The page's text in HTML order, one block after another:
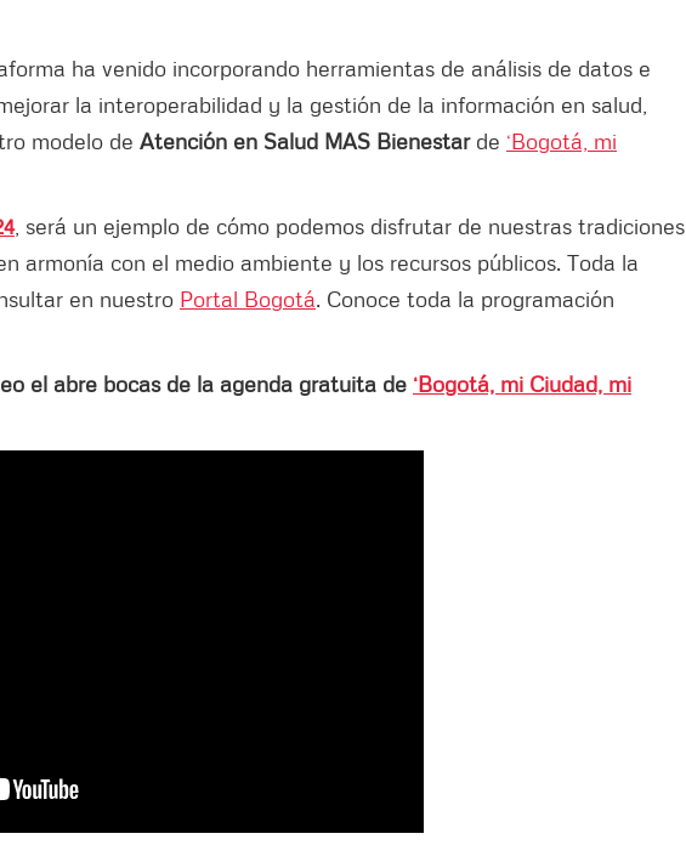
ha venido incorporando herramientas de análisis de datos e
la interoperabilidad y la gestión de la información en salud,
modelo de Atención en Salud MAS Bienestarde ‘Bogotá, mi
, será un ejemplo de cómo podemos disfrutar de nuestras tradiciones
armonía con el medio ambiente y los recursos públicos. Toda la
en nuestro Portal Bogotá. Conoce toda la programación
el abre bocas de la agenda gratuita de ‘Bogotá, mi Ciudad, mi